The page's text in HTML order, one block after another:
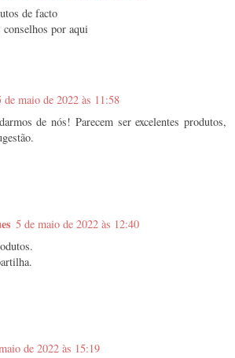
de facto
conselhos por aqui
de maio de 2022 às 11:58
de nós! Parecem ser excelentes produtos,
5 de maio de 2022 às 12:40
de 2022 às 15:19